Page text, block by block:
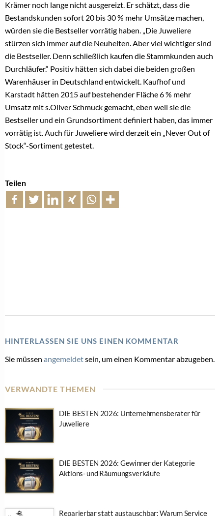
Krämer noch lange nicht ausgereizt. Er schätzt, dass die
Bestandskunden sofort 20 bis 30 % mehr Umsätze machen,
würden sie die Bestseller vorrätig haben. „Die Juweliere
stürzen sich immer auf die Neuheiten. Aber viel wichtiger sind
die Bestseller. Denn schließlich kaufen die Stammkunden auch
Durchläufer.“ Positiv hätten sich dabei die beiden großen
Warenhäuser in Deutschland entwickelt. Kaufhof und
Karstadt hätten 2015 auf bestehender Fläche 6 % mehr
Umsatz mit s.Oliver Schmuck gemacht, eben weil sie die
Bestseller und ein Grundsortiment definiert haben, das immer
vorrätig ist. Auch für Juweliere wird derzeit ein „Never Out of
Stock“-Sortiment getestet.
Teilen
HINTERLASSEN SIE UNS EINEN KOMMENTAR
Sie müssen angemeldetsein, um einen Kommentar abzugeben.
VERWANDTE THEMEN
DIE BESTEN 2026: Unternehmensberater für
Juweliere
DIE BESTEN 2026: Gewinner der Kategorie
Aktions- und Räumungsverkäufe
Reparierbar statt austauschbar: Warum Service